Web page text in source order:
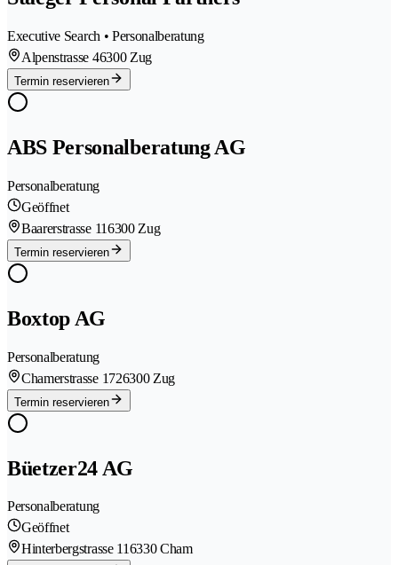
Executive Search • Personalberatung
Alpenstrasse 46300 Zug
Termin reservieren
ABS Personalberatung AG
Personalberatung
Geöffnet
Baarerstrasse 116300 Zug
Termin reservieren
Boxtop AG
Personalberatung
Chamerstrasse 1726300 Zug
Termin reservieren
Büetzer24 AG
Personalberatung
Geöffnet
Hinterbergstrasse 116330 Cham